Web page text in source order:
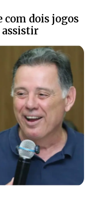
com dois jogos
assistir